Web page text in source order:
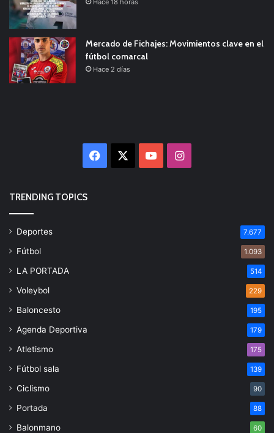
Hace 18 horas
Mercado de Fichajes: Movimientos clave en el
fútbol comarcal
Hace 2 días
Facebook YouTubeInstagram
TRENDING TOPICS
Deportes 7.677
Fútbol 1.093
LA PORTADA 514
Voleybol 229
Baloncesto 195
Agenda Deportiva 179
Atletismo 175
Fútbol sala 139
Ciclismo 90
Portada 88
Balonmano 60